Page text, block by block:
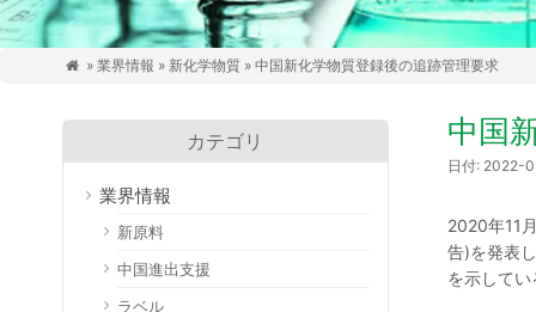
 » 業界情報 » 新化学物質» 中国新化学物質登録後の追跡管理要求
中国
日付:
2020年11
告)を発表
を示してい
カテゴリ
業界情報
新原料
中国進出支援
ラベル